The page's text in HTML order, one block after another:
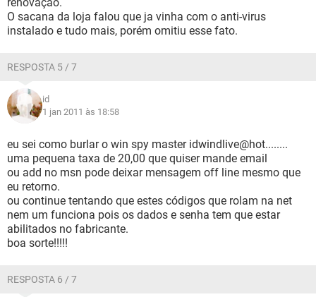
O sacana da loja falou que ja vinha com o anti-virus
instalado e tudo mais, porém omitiu esse fato.
RESPOSTA 5 / 7
id
1 jan 2011 às 18:58
eu sei como burlar o win spy master idwindlive@hot........
uma pequena taxa de 20,00 que quiser mande email
ou add no msn pode deixar mensagem off line mesmo que
eu retorno.
ou continue tentando que estes códigos que rolam na net
nem um funciona pois os dados e senha tem que estar
abilitados no fabricante.
boa sorte!!!!!
RESPOSTA 6 / 7